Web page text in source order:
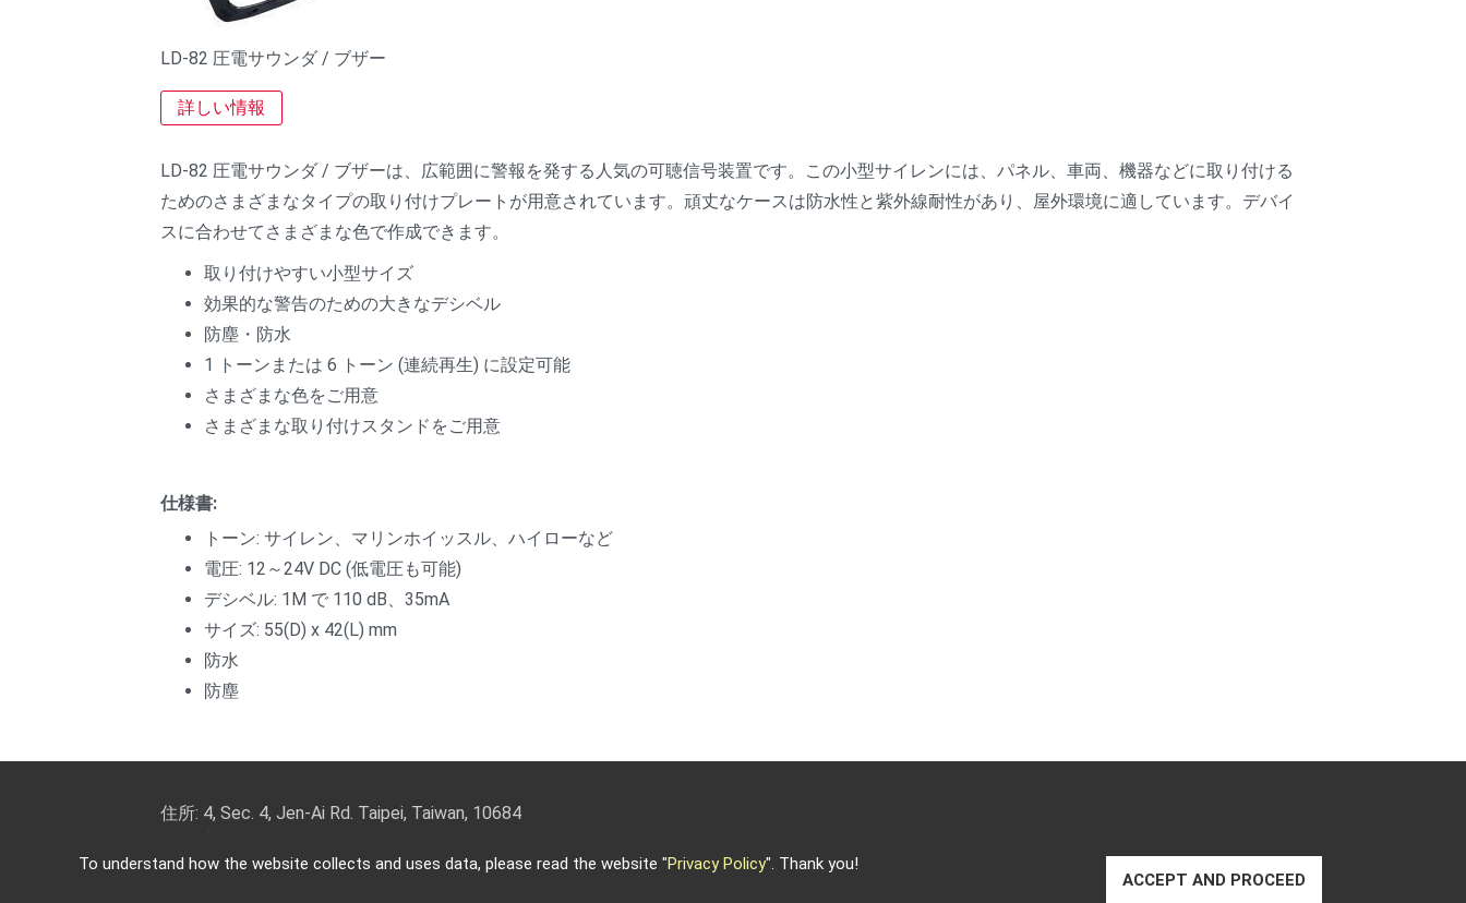
To understand how the website collects and uses data, please read the website "Privacy Policy". Thank you!
ACCEPT AND PROCEED
LD-82 圧電サウンダ / ブザー
詳しい情報
LD-82 圧電サウンダ / ブザーは、広範囲に警報を発する人気の可聴信号装置です。この小型サイレンには、パネル、車両、機器などに取り付ける
ためのさまざまなタイプの取り付けプレートが用意されています。頑丈なケースは防水性と紫外線耐性があり、屋外環境に適しています。デバイ
スに合わせてさまざまな色で作成できます。
取り付けやすい小型サイズ
効果的な警告のための大きなデシベル
防塵・防水
1 トーンまたは 6 トーン (連続再生) に設定可能
さまざまな色をご用意
さまざまな取り付けスタンドをご用意
仕様書:
トーン: サイレン、マリンホイッスル、ハイローなど
電圧: 12～24V DC (低電圧も可能)
デシベル: 1M で 110 dB、35mA
サイズ: 55(D) x 42(L) mm
防水
防塵
住所: 4, Sec. 4, Jen-Ai Rd. Taipei, Taiwan, 10684
Copyright © 2026Key SecurityAll rights reserved.-Privacy Policy